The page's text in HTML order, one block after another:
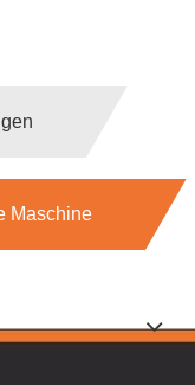
Maschine